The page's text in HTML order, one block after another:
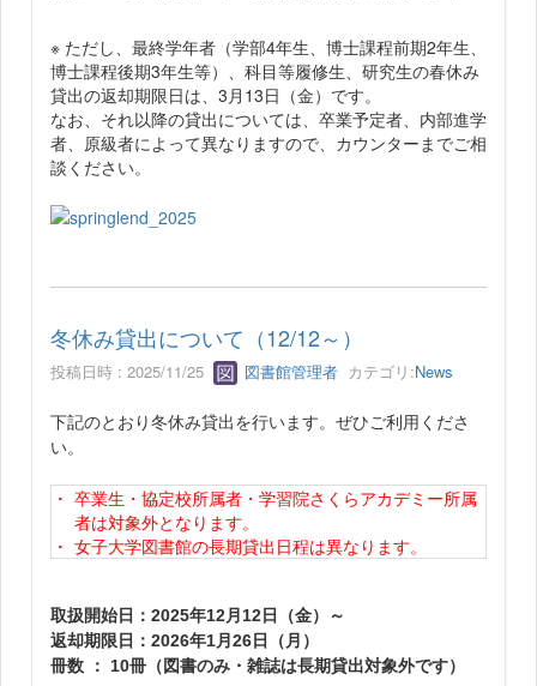
※ ただし、最終学年者（学部4年生、博士課程前期2年生、
博士課程後期3年生等）、科目等履修生、研究生の春休み
貸出の返却期限日は、3月13日（金）です。
なお、それ以降の貸出については、卒業予定者、内部進学
者、原級者によって異なりますので、カウンターまでご相
談ください。
冬休み貸出について（12/12～）
投稿日時 : 2025/11/25 図書館管理者 カテゴリ:News
下記のとおり冬休み貸出を行います。ぜひご利用くださ
い。
・ 卒業生・協定校所属者・学習院さくらアカデミー所属
者は対象外となります。
・ 女子大学図書館の長期貸出日程は異なります。
取扱開始日：2025年12月12日（金）～
返却期限日：2026年1月26日（月）
冊数 ： 10冊（図書のみ・雑誌は長期貸出対象外です）